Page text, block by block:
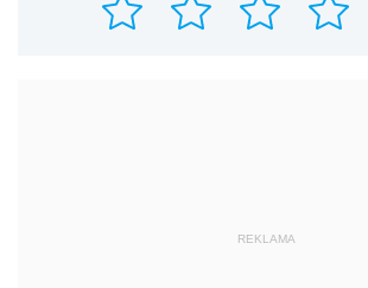
REKLAMA